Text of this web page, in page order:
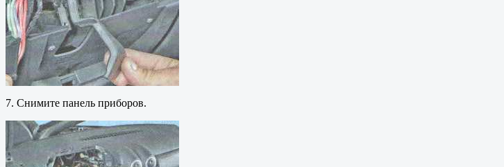
7. Снимите панель приборов.